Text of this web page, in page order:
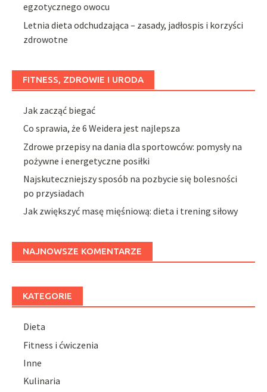
egzotycznego owocu
Letnia dieta odchudzająca – zasady, jadłospis i korzyści
zdrowotne
FITNESS, ZDROWIE I URODA
Jak zacząć biegać
Co sprawia, że 6 Weidera jest najlepsza
Zdrowe przepisy na dania dla sportowców: pomysły na
pożywne i energetyczne posiłki
Najskuteczniejszy sposób na pozbycie się bolesności
po przysiadach
Jak zwiększyć masę mięśniową: dieta i trening siłowy
NAJNOWSZE KOMENTARZE
KATEGORIE
Dieta
Fitness i ćwiczenia
Inne
Kulinaria